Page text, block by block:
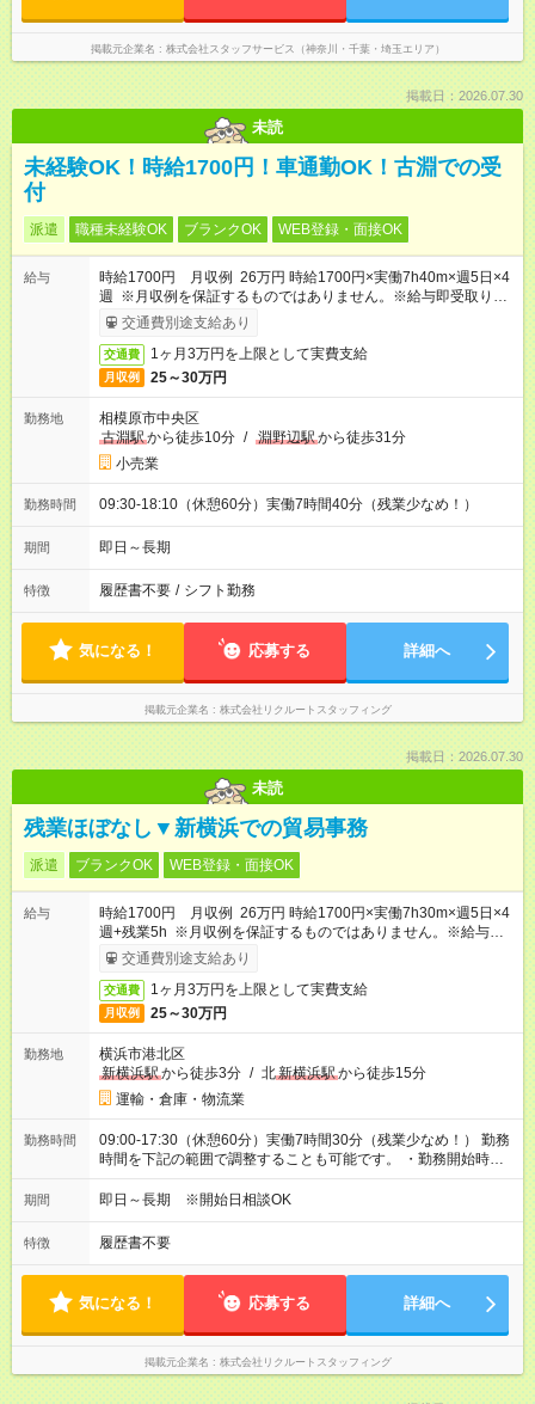
掲載元企業名 株式会社スタッフサービス（神奈川・千葉・埼玉エリア）
掲載日：2026.07.30
未読
未経験OK！時給1700円！車通勤OK！古淵での受
付
派遣 職種未経験OK ブランクOK WEB登録・面接OK
給与
時給1700円 月収例 26万円 時給1700円×実働7h40m×週5日×4
週 ※月収例を保証するものではありません。※給与即受取りサ
ービス利用可（利用条件有）
交通費別途支給あり
交通費 1ヶ月3万円を上限として実費支給
月収例 25～30万円
勤務地
相模原市中央区
古淵駅から徒歩10分 / 淵野辺駅から徒歩31分
小売業
勤務時間 09:30-18:10（休憩60分）実働7時間40分（残業少なめ！）
期間 即日～長期
特徴 履歴書不要 / シフト勤務
気になる！ 応募する 詳細へ
掲載元企業名 株式会社リクルートスタッフィング
掲載日：2026.07.30
未読
残業ほぼなし▼新横浜での貿易事務
派遣 ブランクOK WEB登録・面接OK
給与
時給1700円 月収例 26万円 時給1700円×実働7h30m×週5日×4
週+残業5h ※月収例を保証するものではありません。※給与即受
取りサービス利用可（利用条件有）
交通費別途支給あり
交通費 1ヶ月3万円を上限として実費支給
月収例 25～30万円
勤務地
横浜市港北区
新横浜駅から徒歩3分 / 北新横浜駅から徒歩15分
運輸・倉庫・物流業
勤務時間
09:00-17:30（休憩60分）実働7時間30分（残業少なめ！） 勤務
時間を下記の範囲で調整することも可能です。 ・勤務開始時
間 08:50～09:00 ・勤務終了時間 17:00～17:30 ・実働
07:00～07:40
期間 即日～長期 ※開始日相談OK
特徴 履歴書不要
気になる！ 応募する 詳細へ
掲載元企業名 株式会社リクルートスタッフィング